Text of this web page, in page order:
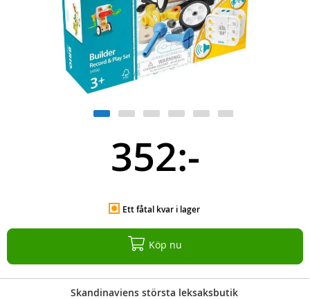
352:-
Ett fåtal kvar i lager
Köp nu
Skandinaviens största leksaksbutik